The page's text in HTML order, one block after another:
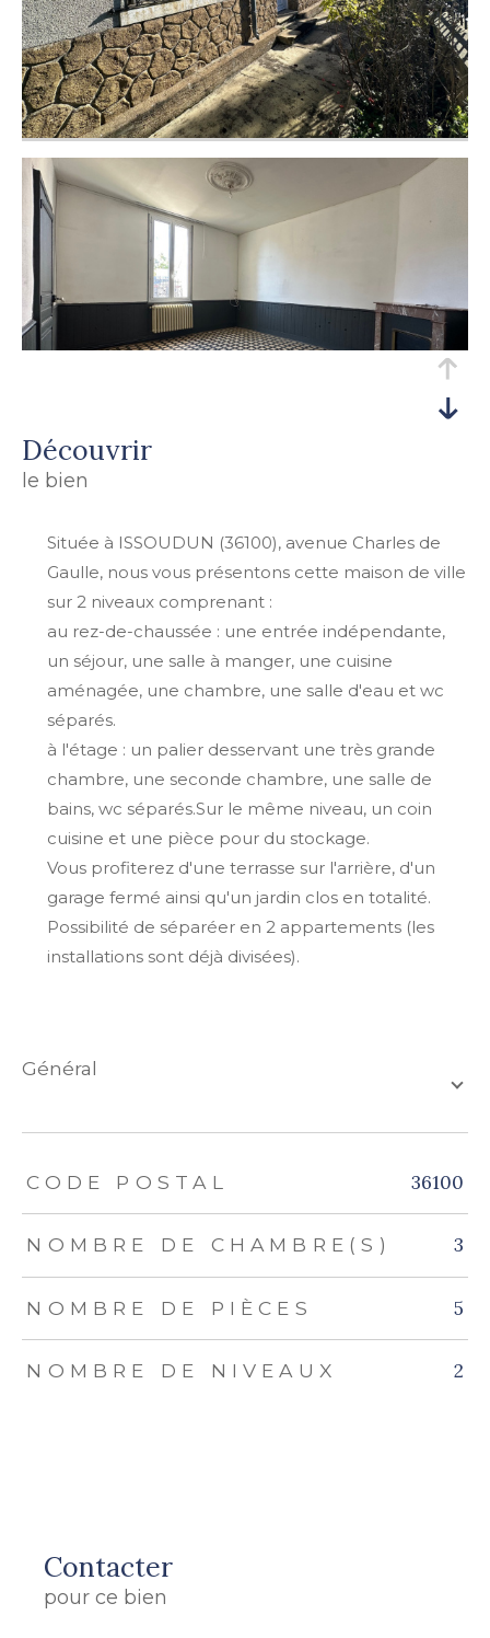
découvrir
le bien
Située à ISSOUDUN (36100), avenue Charles de
Gaulle, nous vous présentons cette maison de ville
sur 2 niveaux comprenant :
au rez-de-chaussée : une entrée indépendante,
un séjour, une salle à manger, une cuisine
aménagée, une chambre, une salle d'eau et wc
séparés.
à l'étage : un palier desservant une très grande
chambre, une seconde chambre, une salle de
bains, wc séparés.Sur le même niveau, un coin
cuisine et une pièce pour du stockage.
Vous profiterez d'une terrasse sur l'arrière, d'un
garage fermé ainsi qu'un jardin clos en totalité.
Possibilité de séparéer en 2 appartements (les
installations sont déjà divisées).
général
TRAD_ZEPHYR_Caracteristique TRAD_ZEPHYR_Valeurs
CODE POSTAL 36100
NOMBRE DE CHAMBRE(S) 3
NOMBRE DE PIÈCES 5
NOMBRE DE NIVEAUX 2
Contacter
pour ce bien